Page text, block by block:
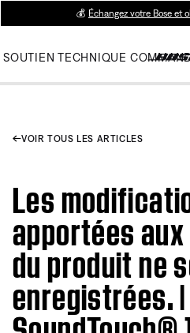
💰 Échangez votre Bose et
SOUTIEN TECHNIQUE
VOIR TOUS LES ARTICLES
Les
apportées
du produit ne
enregistrées.